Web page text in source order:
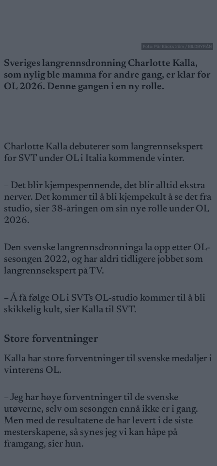
Foto: Pär Bäckström / BILDBYRÅN
Sveriges langrennsdronning Charlotte Kalla,
som nylig ble mamma for andre gang, er klar for
OL 2026. Denne gangen i en ny rolle.
Charlotte Kalla debuterer som langrennsekspert
for SVT under OL i Italia kommende vinter.
– Det blir kjempespennende, det blir alltid ekstra
nerver. Det kommer til å bli kjempekult å se det fra
studio, sier 38-åringen om sin nye rolle under OL
2026.
Den svenske langrennsdronninga la opp etter OL-
sesongen 2022, og har aldri tidligere jobbet som
langrennsekspert på TV.
– Å få følge OL i SVTs OL-studio kommer til å bli
skikkelig kult, sier Kalla til SVT.
Store forventninger
Kalla har store forventninger til svenske medaljer i
vinterens OL.
– Jeg har høye forventninger til de svenske
utøverne, selv om sesongen ennå ikke er i gang.
Men med de resultatene de har levert i de siste
mesterskapene, så synes jeg vi kan håpe på
framgang, sier hun.